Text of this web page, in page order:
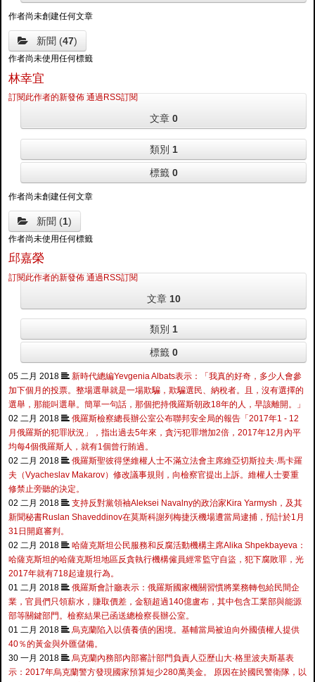
作者尚未創建任何文章
新聞 (47)
作者尚未使用任何標籤
林幸宜
訂閱此作者的新發佈 通過RSS訂閱
文章 0
類別 1
標籤 0
作者尚未創建任何文章
新聞 (1)
作者尚未使用任何標籤
邱嘉榮
訂閱此作者的新發佈 通過RSS訂閱
文章 10
類別 1
標籤 0
05 二月 2018
新時代總編Yevgenia Albats表示：「我真的好奇，多少人會參
加下個月的投票。整場選舉就是一場欺騙，欺騙選民、納稅者。且，沒有選擇的
選舉，那能叫選舉。簡單一句話，那個把持俄羅斯朝政18年的人，早該離開。」
02 二月 2018
俄羅斯檢察總長辦公室公布聯邦安全局的報告「2017年1 - 12
月俄羅斯的犯罪狀況」，指出過去5年來，貪污犯罪增加2倍，2017年12月內平
均每4個俄羅斯人，就有1個曾行賄過。
02 二月 2018
俄羅斯聖彼得堡維權人士不滿立法會主席維亞切斯拉夫·馬卡羅
夫（Vyacheslav Makarov）修改議事規則，向檢察官提出上訴。維權人士要重
修禁止旁聽的決定。
02 二月 2018
支持反對黨領袖Aleksei Navalny的政治家Kira Yarmysh，及其
新聞秘書Ruslan Shaveddinov在莫斯科謝列梅捷沃機場遭當局逮捕，預計於1月
31日開庭審判。
02 二月 2018
哈薩克斯坦公民服務和反腐活動機構主席Alika Shpekbayeva：
哈薩克斯坦的哈薩克斯坦地區反貪執行機構僱員經常監守自盜，犯下腐敗罪，光
2017年就有718起違規行為。
01 二月 2018
俄羅斯會計廳表示：俄羅斯國家機關習慣將業務轉包給民間企
業，官員們只領薪水，賺取價差，金額超過140億盧布，其中包含工業部與能源
部等關鍵部門。檢察結果已函送總檢察長辦公室。
01 二月 2018
烏克蘭陷入以債養債的困境。基輔當局被迫向外國債權人提供
40％的黃金與外匯儲備。
30 一月 2018
烏克蘭內務部內部審計部門負責人亞歷山大·格里波夫斯基表
示：2017年烏克蘭警方發現國家預算短少280萬美金。 原因在於國民警衛隊，以